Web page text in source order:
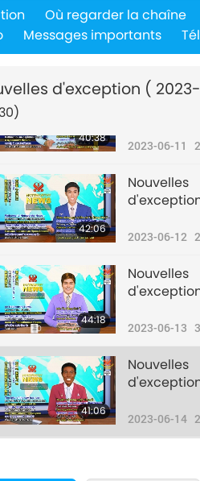
Où regarder la chaîne
Messages importants
d'exception (
d'exception
2023-06-10
40:38
Nouvelles
2023-06-11
42:06
Nouvelles
2023-06-12
44:18
Nouvelles
2023-06-13
41:06
Nouvelles
2023-06-14